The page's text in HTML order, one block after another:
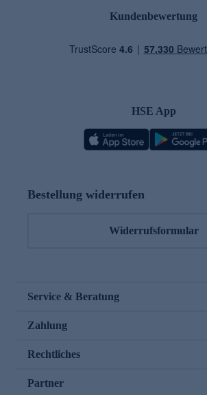
Kundenbewertung
HSE App
Bestellung widerrufen
Widerrufsformular
Service & Beratung
Zahlung
Rechtliches
Partner